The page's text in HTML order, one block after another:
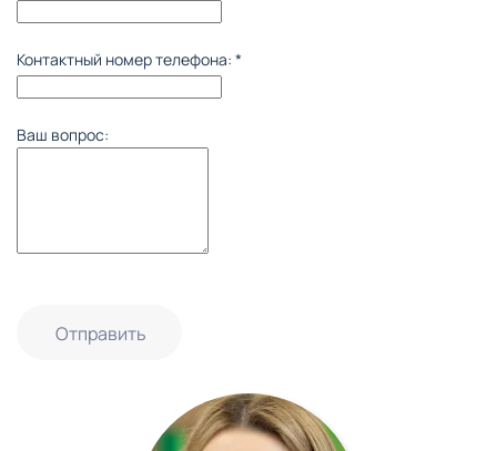
Контактный номер телефона: *
Ваш вопрос:
Отправить